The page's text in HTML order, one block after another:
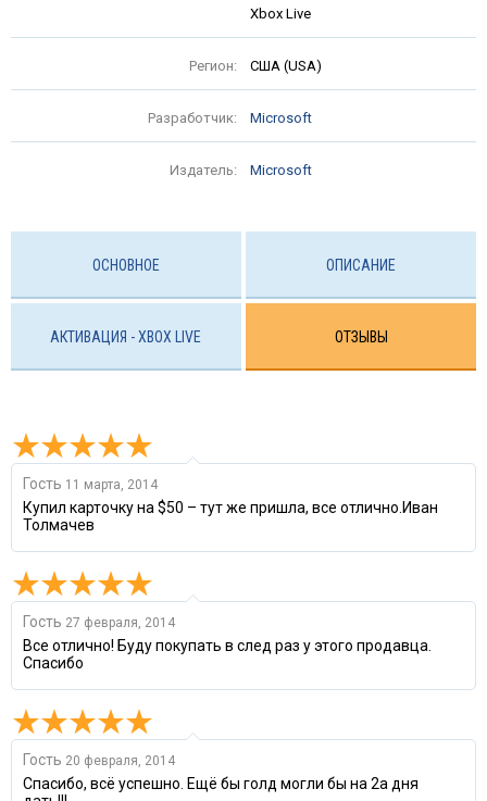
Xbox Live
Регион: США (USA)
Разработчик: Microsoft
Издатель: Microsoft
ОСНОВНОЕ ОПИСАНИЕ
АКТИВАЦИЯ - XBOX LIVE ОТЗЫВЫ
Гость 11 марта, 2014
Купил карточку на $50 – тут же пришла, все отлично.Иван
Толмачев
Гость 27 февраля, 2014
Все отлично! Буду покупать в след раз у этого продавца.
Спасибо
Гость 20 февраля, 2014
Спасибо, всё успешно. Ещё бы голд могли бы на 2а дня